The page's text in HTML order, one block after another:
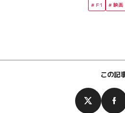
F1 映画
この記